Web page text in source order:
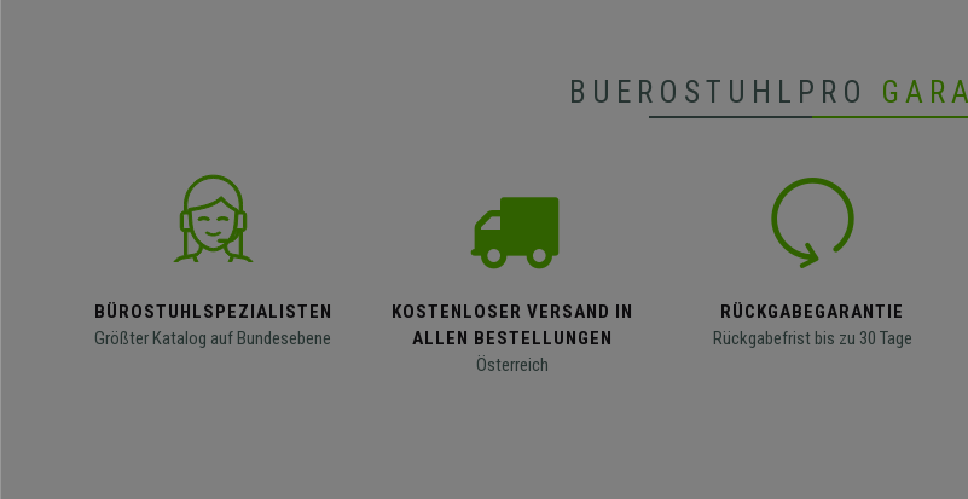
BUEROSTUHLPRO
BÜROSTUHLSPEZIALISTEN
Größter Katalog auf Bundesebene
KOSTENLOSER VERSAND IN
ALLEN BESTELLUNGEN
Österreich
RÜCKGABEGARANTIE
Rückgabefrist bis zu 30 Tage